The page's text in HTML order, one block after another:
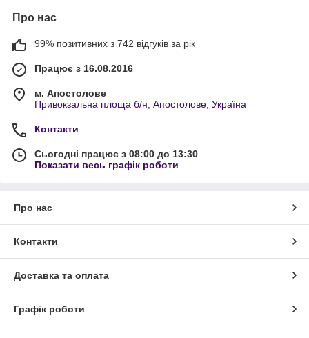
Про нас
99% позитивних з 742 відгуків за рік
Працює з 16.08.2016
м. Апостолове
Привокзальна площа б/н, Апостолове, Україна
Контакти
Сьогодні працює з 08:00 до 13:30
Показати весь графік роботи
Про нас
Контакти
Доставка та оплата
Графік роботи